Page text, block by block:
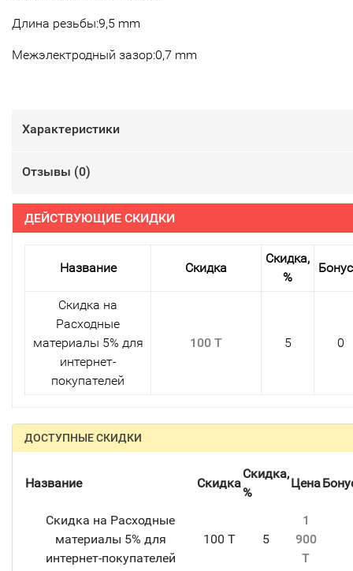
Длина резьбы:9,5 mm
Межэлектродный зазор:0,7 mm
Характеристики
Отзывы (0)
ДЕЙСТВУЮЩИЕ СКИДКИ
Название Скидка
Скидка,
%
Скидка на
Расходные
материалы 5% для
интернет-
покупателей
100 T 5 0
ДОСТУПНЫЕ СКИДКИ
Название Скидка
Скидка,
%
Цена
Скидка на Расходные
материалы 5% для
интернет-покупателей
100 T 5
1
900
T